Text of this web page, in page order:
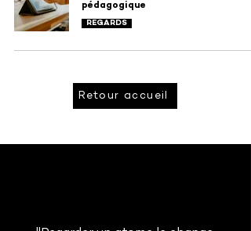
pédagogique
REGARDS
Retour accueil